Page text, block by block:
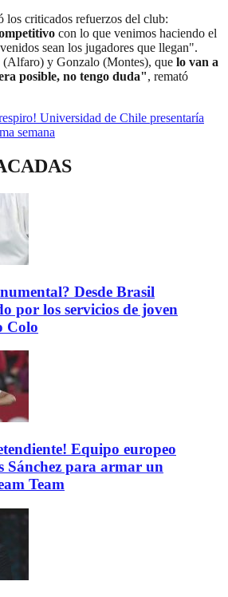
los criticados refuerzos del club:
con lo que venimos haciendo el
sean los jugadores que llegan".
(Alfaro) y Gonzalo (Montes), que lo van a
posible, no tengo duda", remató
Universidad de Chile presentaría
semana
Desde Brasil
por los servicios de joven
Colo
Equipo europeo
Sánchez para armar un
Team